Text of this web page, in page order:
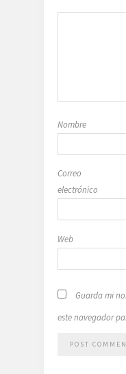
Nombre
Correo
electrónico
Web
Guarda mi
este navegador